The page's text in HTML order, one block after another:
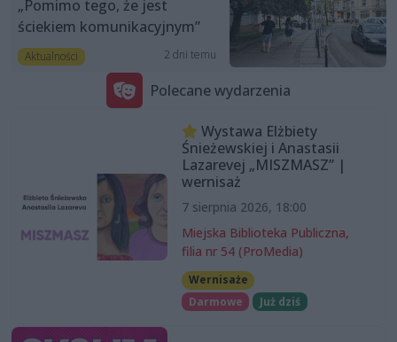
„Pomimo tego, że jest
ściekiem komunikacyjnym”
Aktualności 2 dni temu
Polecane wydarzenia
Wystawa Elżbiety
Śnieżewskiej i Anastasii
Lazarevej „MISZMASZ” |
wernisaż
7 sierpnia 2026, 18:00
Miejska Biblioteka Publiczna,
filia nr 54 (ProMedia)
Wernisaże
Darmowe
Już dziś